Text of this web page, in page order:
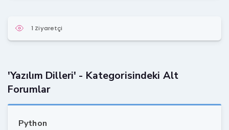
1 Ziyaretçi
'Yazılım Dilleri' - Kategorisindeki Alt
Forumlar
Python